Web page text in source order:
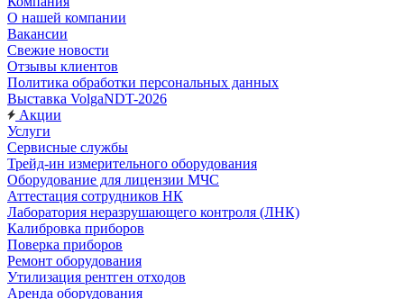
О нашей компании
Вакансии
Свежие новости
Отзывы клиентов
Политика обработки персональных данных
Выставка VolgaNDT-2026
Акции
Услуги
Сервисные службы
Трейд-ин измерительного оборудования
Оборудование для лицензии МЧС
Аттестация сотрудников НК
Лаборатория неразрушающего контроля (ЛНК)
Калибровка приборов
Поверка приборов
Ремонт оборудования
Утилизация рентген отходов
Аренда оборудования